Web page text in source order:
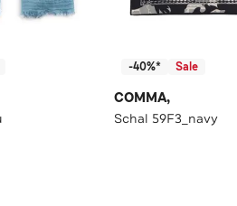
-40%* Sale
COMMA,
Schal 59F3_navy